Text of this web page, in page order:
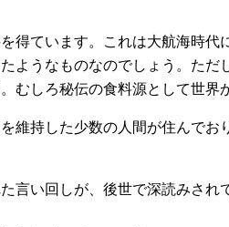
得ています。これは大航海時代
ようなものなのでしょう。た
むしろ秘伝の食料源として世界
維持した少数の人間が住んでお
言い回しが、後世で深読みさ